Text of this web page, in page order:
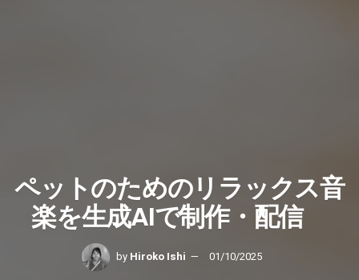
ペットのためのリラックス音
楽を生成AIで制作・配信
by Hiroko Ishi 01/10/2025